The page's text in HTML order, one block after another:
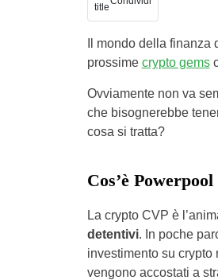
Il mondo della
prossime crypto gems
Ovviamente non va
che bisognerebbe
cosa si tratta?
Cos’è
La crypto CVP è
detentivi. In poche
investimento su
vengono accostati a